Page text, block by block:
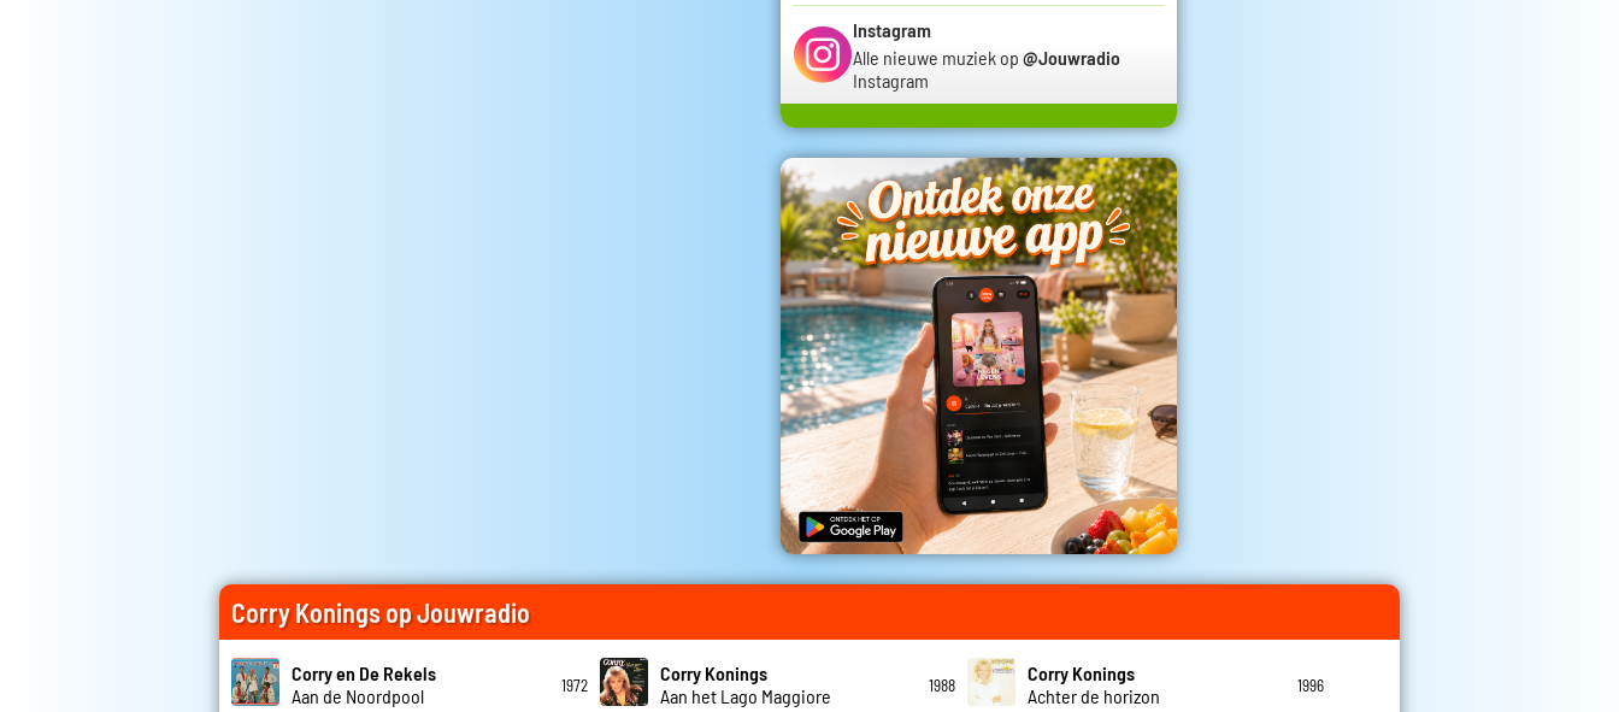
Instagram
Alle nieuwe muziek op @Jouwradio
Instagram
Corry Konings op Jouwradio
Corry en De Rekels
Aan de Noordpool
1972
Corry Konings
Aan het Lago Maggiore
1988
Corry Konings
Achter de horizon
1996